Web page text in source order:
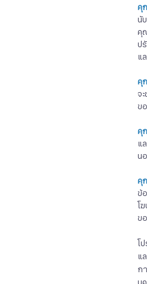
คุ
นั
คุ
ป
แ
คุ
จ
ข
คุ
แ
น
คุ
ข้
โ
ข
โ
แ
ก